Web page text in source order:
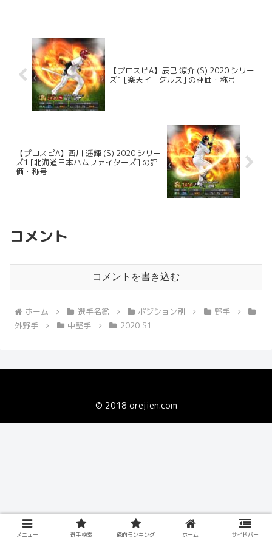
【プロスピA】辰巳 涼介 (S) 2020 シリー
ズ1 [楽天イーグルス] の評価・称号
【プロスピA】西川 遥輝 (S) 2020 シリー
ズ1 [北海道日本ハムファイターズ] の評
価・称号
コメント
コメントを書き込む
ホーム 選手名鑑 ポジション別
野手
外野手
中堅手 2020 S1
© 2018 orejien.com
メニュー 選手検索 俺的ランキング ホーム サイドバー